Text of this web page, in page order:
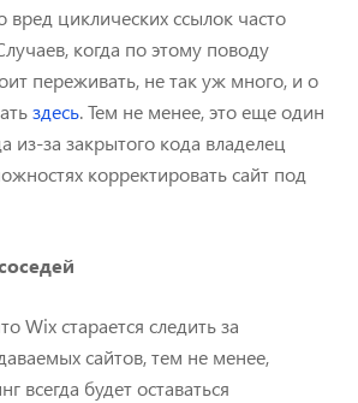
вред циклических ссылок часто
когда по этому поводу
переживать, не так уж много, и о
здесь. Тем не менее, это еще один
из-за закрытого кода владелец
корректировать сайт под
Wix старается следить за
сайтов, тем не менее,
всегда будет оставаться